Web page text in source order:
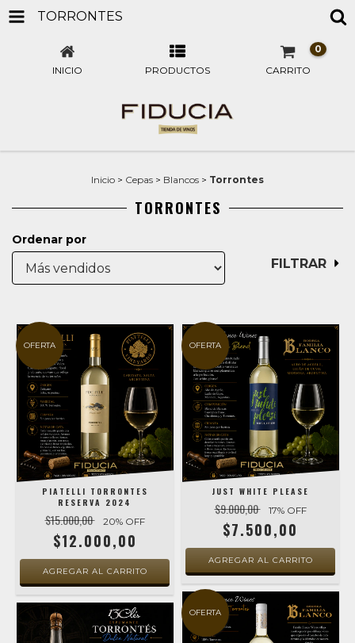
TORRONTES
INICIO PRODUCTOS CARRITO
0
Inicio > Cepas > Blancos > Torrontes
TORRONTES
Ordenar por
FILTRAR
OFERTA
PIATELLI TORRONTES
RESERVA 2024
$15.000,00 20% OFF
$12.000,00
OFERTA
JUST WHITE PLEASE
$9.000,00 17% OFF
$7.500,00
OFERTA